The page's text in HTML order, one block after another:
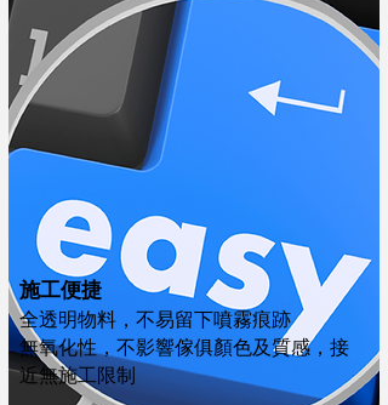
施工便捷
全透明物料，不易留下噴霧痕跡
無氧化性，不影響傢俱顏色及質感，接
近無施工限制